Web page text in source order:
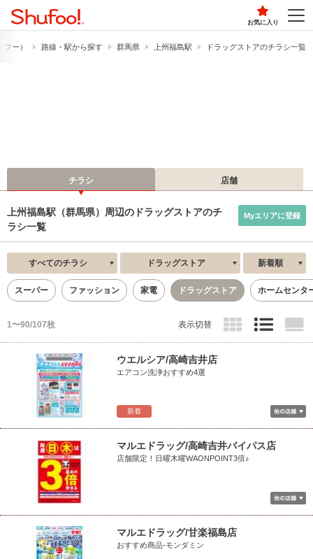
お気に入り
ー） 路線・駅から探す 群馬県 上州福島駅 ドラッグストアのチラシ一覧
チラシ 店舗
上州福島駅（群馬県）周辺のドラッグストアのチ
ラシ一覧
Myエリアに登録
すべてのチラシ ドラッグストア 新着順
スーパー ファッション 家電 ドラッグストア ホームセンタ
1〜90/107枚 表示切替
新着
ウエルシア/高崎吉井店
エアコン洗浄おすすめ4選
マルエドラッグ/高崎吉井バイパス店
店舗限定！日曜木曜WAONPOINT3倍♪
マルエドラッグ/甘楽福島店
おすすめ商品-モンダミン